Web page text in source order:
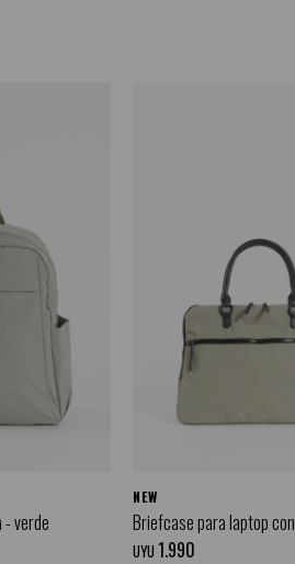
verde
NEW
Briefcase para laptop
UYU 1.990